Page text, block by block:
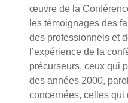
œuvre de la
les témoignages des
des professionnels et
l’expérience de la
précurseurs, ceux qui
des années 2000,
concernées, celles qui